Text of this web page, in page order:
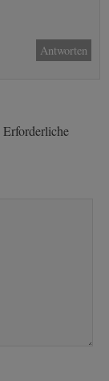
Antworten
Erforderliche